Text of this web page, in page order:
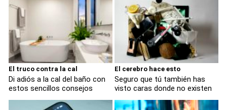
El truco contra la cal
Di adiós a la cal del baño con
estos sencillos consejos
El cerebro hace esto
Seguro que tú también has
visto caras donde no existen